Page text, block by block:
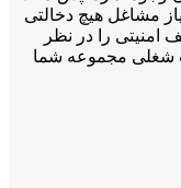
مشاغل هیچ دخالتی
امنیتی را در نظر
شغلی مجموعه شما